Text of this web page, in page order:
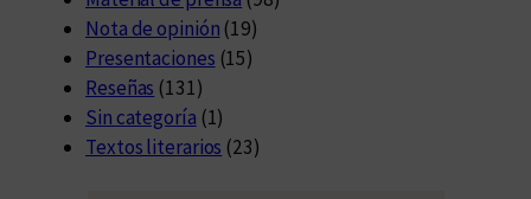
Nota de opinión (19)
Presentaciones (15)
Reseñas (131)
Sin categoría (1)
Textos literarios (23)